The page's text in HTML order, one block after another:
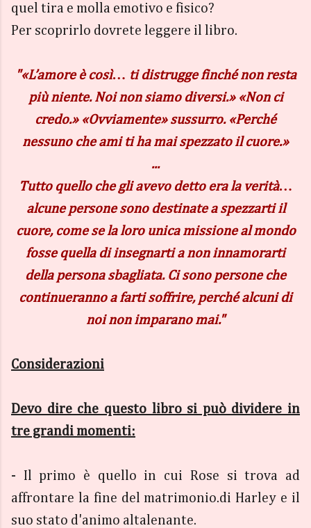
quel tira e molla emotivo e fisico?
Per scoprirlo dovrete leggere il libro.
"«L’amore è così… ti distrugge finché non resta
più niente. Noi non siamo diversi.» «Non ci
credo.» «Ovviamente» sussurro. «Perché
nessuno che ami ti ha mai spezzato il cuore.»
...
Tutto quello che gli avevo detto era la verità…
alcune persone sono destinate a spezzarti il
cuore, come se la loro unica missione al mondo
fosse quella di insegnarti a non innamorarti
della persona sbagliata. Ci sono persone che
continueranno a farti soffrire, perché alcuni di
noi non imparano mai."
Considerazioni
Devo dire che questo libro si può dividere in
tre grandi momenti:
- Il primo è quello in cui Rose si trova ad
affrontare la fine del matrimonio.di Harley e il
suo stato d'animo altalenante.